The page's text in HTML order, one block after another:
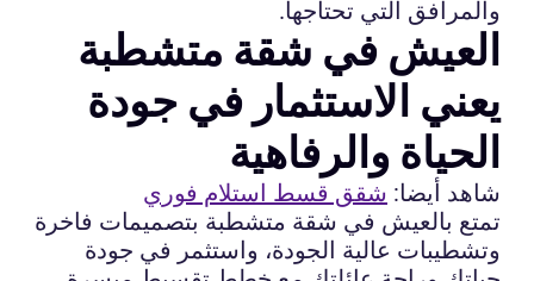
والمرافق التي تحتاجها.
العيش في شقة متشطبة
يعني الاستثمار في جودة
الحياة والرفاهية
شاهد أيضا: شقق قسط استلام فوري
تمتع بالعيش في شقة متشطبة بتصميمات فاخرة
وتشطيبات عالية الجودة، واستثمر في جودة